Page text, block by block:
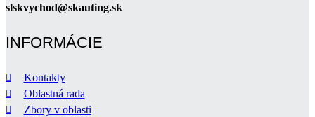
slskvychod@skauting.sk
INFORMÁCIE
Kontakty
Oblastná rada
Zbory v oblasti